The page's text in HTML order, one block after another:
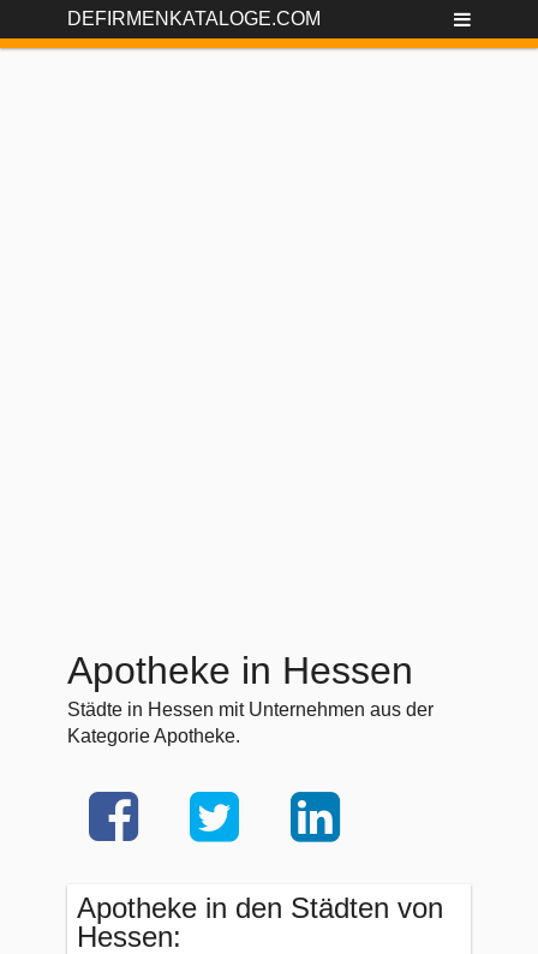
DEFIRMENKATALOGE.COM
Apotheke in Hessen
Städte in Hessen mit Unternehmen aus der
Kategorie Apotheke.
Apotheke in den Städten von
Hessen: